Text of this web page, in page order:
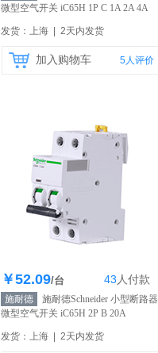
微型空气开关 iC65H 1P C 1A 2A 4A
发货：上海 | 2天内发货
加入购物车 5人评价
库存371个
￥52.09/台 43 人付款
施耐德
施耐德Schneider 小型断路器
微型空气开关 iC65H 2P B 20A
发货：上海 | 2天内发货